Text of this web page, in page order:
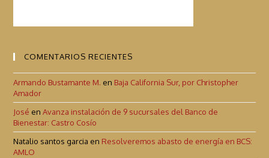
COMENTARIOS RECIENTES
Armando Bustamante M. en Baja California Sur, por Christopher
Amador
José enAvanza instalación de 9 sucursales del Banco de
Bienestar: Castro Cosío
Natalio santos garcia en Resolveremos abasto de energía en BCS:
AMLO